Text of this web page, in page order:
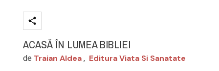
ACASĂ ÎN LUMEA BIBLIEI
de Traian Aldea , Editura Viata Si Sanatate